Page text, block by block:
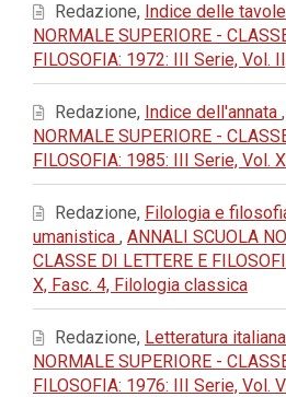
Redazione, Indice delle tavole
NORMALE SUPERIORE -
FILOSOFIA: 1972: III Serie, Vol.
Redazione, Indice dell'annata ,
NORMALE SUPERIORE -
FILOSOFIA: 1985: III Serie, Vol.
Redazione, Filologia e
umanistica , ANNALI SCUOLA
CLASSE DI LETTERE E
X, Fasc. 4, Filologia classica
Redazione, Letteratura italiana
NORMALE SUPERIORE -
FILOSOFIA: 1976: III Serie, Vol.